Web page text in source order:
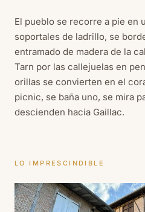
El pueblo se recorre a pie en
soportales de ladrillo, se
entramado de madera de la
Tarn por las callejuelas en
orillas se convierten en el
picnic, se baña uno, se mira
descienden hacia Gaillac.
LO IMPRESCINDIBLE